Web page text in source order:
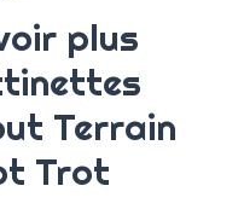
plus
Terrain
Trot